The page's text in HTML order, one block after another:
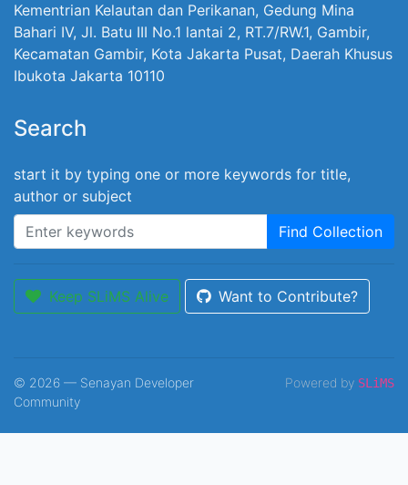
Kementrian Kelautan dan Perikanan, Gedung Mina
Bahari IV, Jl. Batu III No.1 lantai 2, RT.7/RW.1, Gambir,
Kecamatan Gambir, Kota Jakarta Pusat, Daerah Khusus
Ibukota Jakarta 10110
Search
start it by typing one or more keywords for title,
author or subject
Find Collection
Keep SLiMS Alive Want to Contribute?
© 2026 — Senayan Developer
Community
Powered by SLiMS